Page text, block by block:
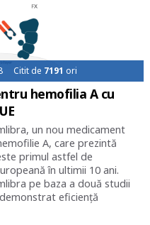
Citit de 7191 ori
hemofilia A cu
un nou medicament
A, care prezintă
primul astfel de
în ultimii 10 ani.
pe baza a două studii
eficiență